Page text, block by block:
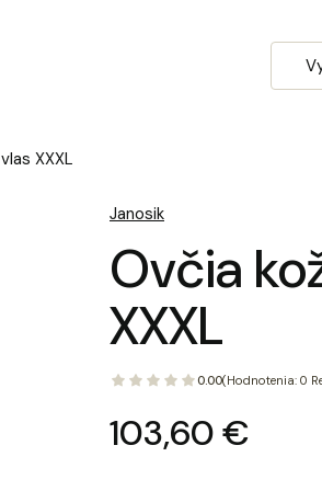
XXXL
Janosik
Ovčia
XXXL
0.00(Hodnotenia: 0
Cena
103,60 €